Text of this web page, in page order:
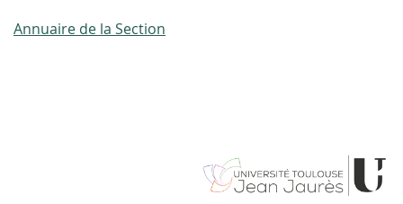
Annuaire de la Section